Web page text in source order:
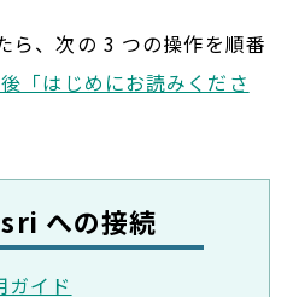
ら、次の 3 つの操作を順番
「はじめにお読みくださ
への接続
ガイド